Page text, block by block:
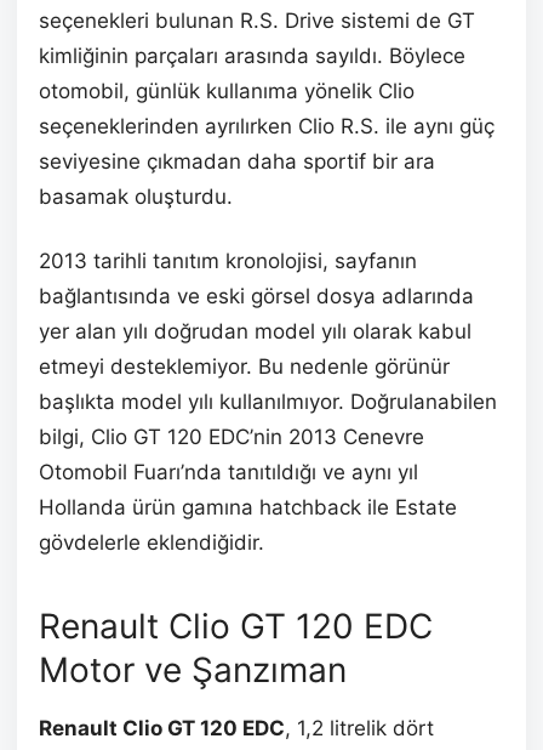
seçenekleri bulunan R.S. Drive sistemi de GT
kimliğinin parçaları arasında sayıldı. Böylece
otomobil, günlük kullanıma yönelik Clio
seçeneklerinden ayrılırken Clio R.S. ile aynı güç
seviyesine çıkmadan daha sportif bir ara
basamak oluşturdu.
2013 tarihli tanıtım kronolojisi, sayfanın
bağlantısında ve eski görsel dosya adlarında
yer alan yılı doğrudan model yılı olarak kabul
etmeyi desteklemiyor. Bu nedenle görünür
başlıkta model yılı kullanılmıyor. Doğrulanabilen
bilgi, Clio GT 120 EDC’nin 2013 Cenevre
Otomobil Fuarı’nda tanıtıldığı ve aynı yıl
Hollanda ürün gamına hatchback ile Estate
gövdelerle eklendiğidir.
Renault Clio GT 120 EDC
Motor ve Şanzıman
Renault Clio GT 120 EDC, 1,2 litrelik dört